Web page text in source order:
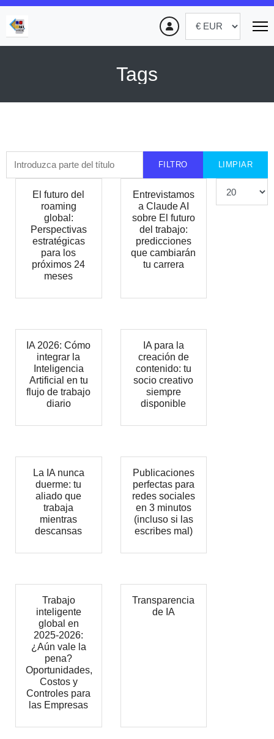
Tags
FILTRO LIMPIAR
El futuro del
roaming
global:
Perspectivas
estratégicas
para los
próximos 24
meses
Entrevistamos
a Claude AI
sobre El futuro
del trabajo:
predicciones
que cambiarán
tu carrera
IA 2026: Cómo
integrar la
Inteligencia
Artificial en tu
flujo de trabajo
diario
IA para la
creación de
contenido: tu
socio creativo
siempre
disponible
La IA nunca
duerme: tu
aliado que
trabaja
mientras
descansas
Publicaciones
perfectas para
redes sociales
en 3 minutos
(incluso si las
escribes mal)
Trabajo
inteligente
global en
2025-2026:
¿Aún vale la
pena?
Oportunidades,
Costos y
Controles para
las Empresas
Transparencia
de IA